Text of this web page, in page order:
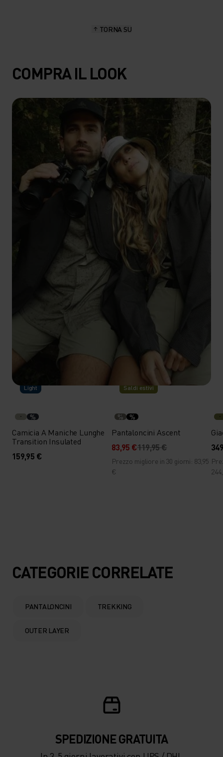
TORNA SU
COMPRA IL LOOK
Light
%
Camicia A Maniche Lunghe
Transition Insulated
159,95 €
Saldi estivi
% %
Pantaloncini Ascent
83,95 €119,95 €
Prezzo migliore in 30 giorni: 83,95
€
CATEGORIE CORRELATE
PANTALONCINI TREKKING
OUTER LAYER
SPEDIZIONE ​​​​​​GRATUITA